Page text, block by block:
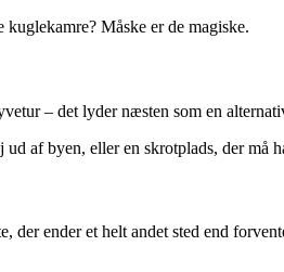
Måske er de magiske.
– det lyder næsten som en
af byen, eller en skrotplads, der må
ender et helt andet sted end